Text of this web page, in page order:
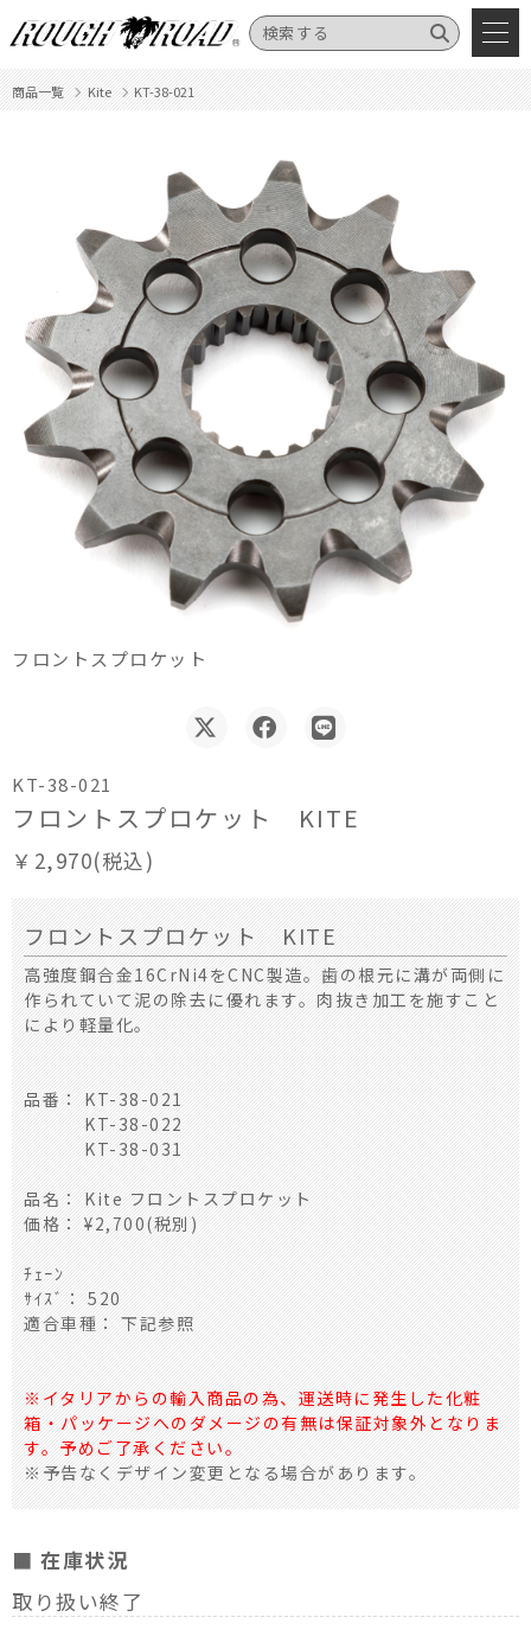
商品一覧 Kite KT-38-021
フロントスプロケット
KT-38-021
フロントスプロケット KITE
￥2,970(税込)
フロントスプロケット KITE
高強度鋼合金16CrNi4をCNC製造。歯の根元に溝が両側に
作られていて泥の除去に優れます。肉抜き加工を施すこと
により軽量化。
品番： KT-38-021
KT-38-022
KT-38-031
品名： Kite フロントスプロケット
価格： ¥2,700(税別)
ﾁｪｰﾝ
ｻｲｽﾞ： 520
適合車種： 下記参照
※イタリアからの輸入商品の為、運送時に発生した化粧
箱・パッケージへのダメージの有無は保証対象外となりま
す。予めご了承ください。
※予告なくデザイン変更となる場合があります。
■ 在庫状況
取り扱い終了